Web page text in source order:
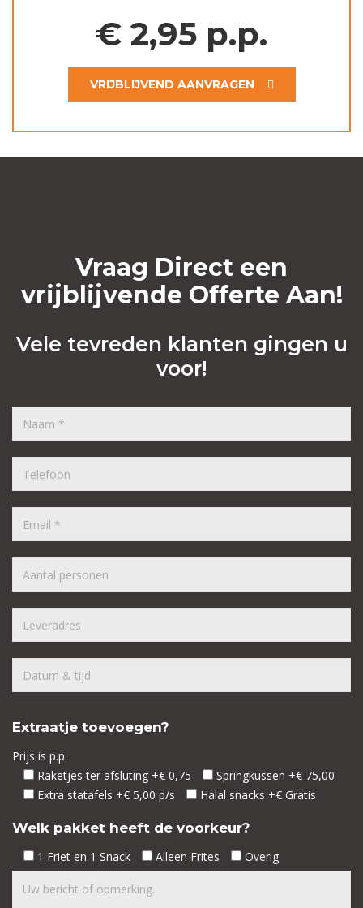
€ 2,95 p.p.
VRIJBLIJVEND AANVRAGEN
Vraag Direct een
vrijblijvende Offerte Aan!
Vele tevreden klanten gingen u
voor!
Extraatje toevoegen?
Prijs is p.p.
Raketjes ter afsluting +€ 0,75
Springkussen +€ 75,00
Extra statafels +€ 5,00 p/s
Halal snacks +€ Gratis
Welk pakket heeft de voorkeur?
1 Friet en 1 Snack Alleen Frites Overig